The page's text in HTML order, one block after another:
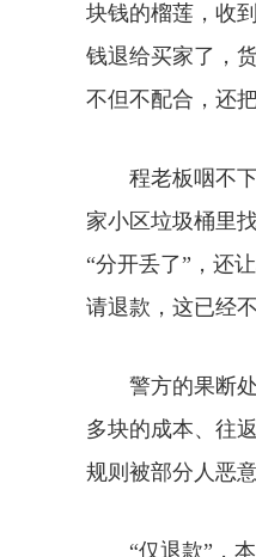
块钱的榴莲，收
钱退给买家了，
不但不配合，还
程老板咽不下
家小区垃圾桶里
“分开丢了”，还
请退款，这已经
警方的果断处
多块的成本、往
规则被部分人恶
“仅退款”，本